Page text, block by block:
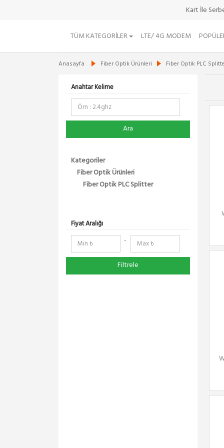
Kart İle
TÜM KATEGORILER LTE/ 4G MODEM
Anasayfa Fiber Optik Ürünleri Fiber Optik PLC
Anahtar Kelime
Ara
Kategoriler
Fiber Optik Ürünleri
Fiber Optik PLC Splitter
Fiyat Aralığı
-
Filtrele